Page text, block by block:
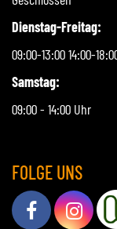
Dienstag-Freitag:
09:00-13:00 14:00-
Samstag:
09:00 - 14:00 Uhr
FOLGE UNS